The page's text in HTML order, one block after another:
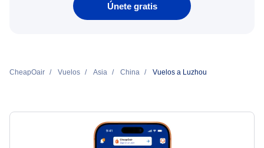
Únete gratis
CheapOair Vuelos Asia China Vuelos a Luzhou